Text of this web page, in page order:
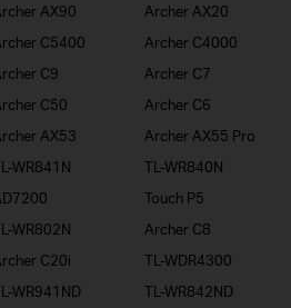
AX90
Archer AX20
C5400
Archer C4000
C9
Archer C7
C50
Archer C6
AX53
Archer AX55 Pro
WR841N
TL-WR840N
Touch P5
WR802N
Archer C8
C20i
TL-WDR4300
WR941ND
TL-WR842ND